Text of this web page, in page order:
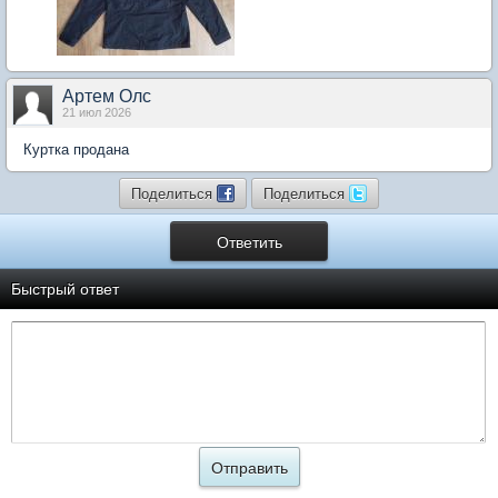
Артем Олс
21 июл 2026
Куртка продана
Поделиться Поделиться
Ответить
Быстрый ответ